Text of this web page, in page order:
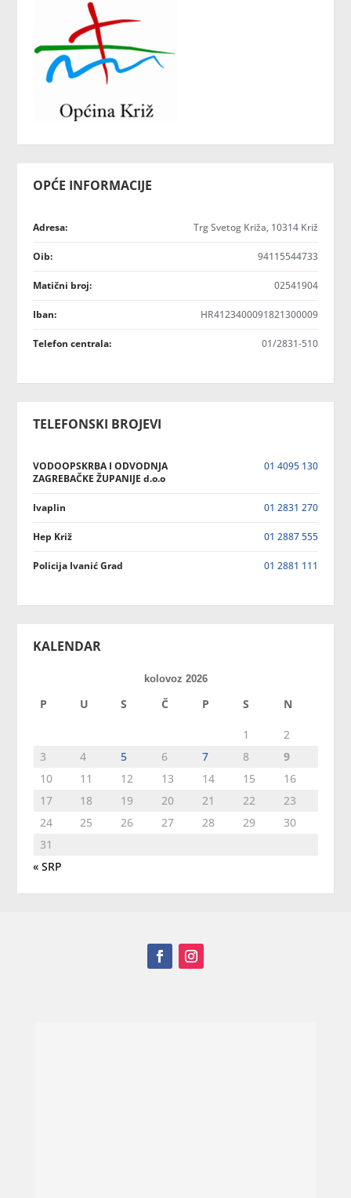
OPĆE INFORMACIJE
Adresa: Trg Svetog Križa, 10314 Križ
Oib: 94115544733
Matični broj: 02541904
Iban: HR4123400091821300009
Telefon centrala: 01/2831-510
TELEFONSKI BROJEVI
VODOOPSKRBA I ODVODNJA
ZAGREBAČKE ŽUPANIJE d.o.o
01 4095 130
Ivaplin 01 2831 270
Hep Križ 01 2887 555
Policija Ivanić Grad 01 2881 111
KALENDAR
kolovoz 2026
P U S Č P S N
1
2
3
4 5 6 7 8
9
10
11 12 13 14 15
16
17
18 19 20 21 22
23
24
25 26 27 28 29
30
31
« SRP